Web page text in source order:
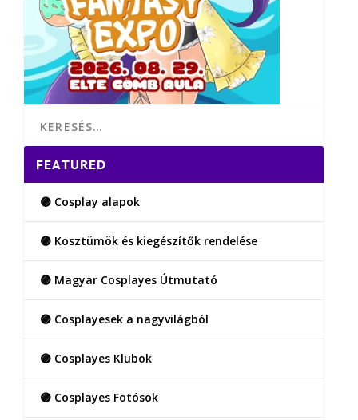
FEATURED
🟣 Cosplay alapok
🟣 Kosztümök és kiegészítők rendelése
🟣 Magyar Cosplayes Útmutató
🟣 Cosplayesek a nagyvilágból
🟣 Cosplayes Klubok
🟣 Cosplayes Fotósok